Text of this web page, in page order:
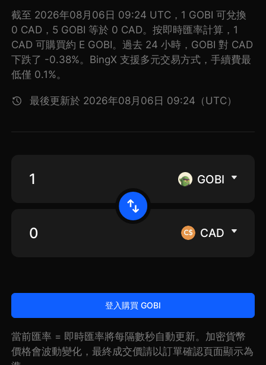
截至 2026年08月06日 09:24 UTC，1 GOBI 可兌換
0 CAD，5 GOBI 等於 0 CAD。按即時匯率計算，1
CAD 可購買約 E GOBI。過去 24 小時，GOBI 對 CAD
下跌了 -0.38%。BingX 支援多元交易方式，手續費最
低僅 0.1%。
最後更新於 2026年08月06日 09:24（UTC）
GOBI
CAD
登入購買 GOBI
當前匯率 = 即時匯率將每隔數秒自動更新。加密貨幣
價格會波動變化，最終成交價請以訂單確認頁面顯示為